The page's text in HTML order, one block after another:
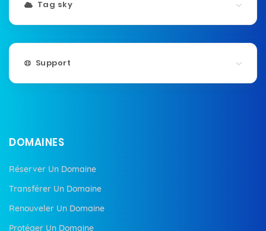
Tag sky
Support
DOMAINES
Réserver Un Domaine
Transférer Un Domaine
Renouveler Un Domaine
Protéger Un Domaine